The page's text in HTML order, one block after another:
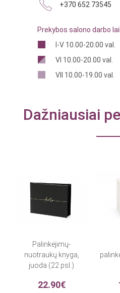
+370 652 73545
Prekybos salono darbo
I-V 10.00-20.00 val.
VI 10.00-20.00 val.
VII 10.00-19.00 val.
Dažniausiai
Palinkėjimų-
nuotraukų knyga,
juoda (22 psl.)
22.90€